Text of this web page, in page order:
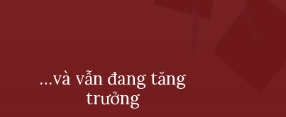
…và vẫn đang tăng
trưởng